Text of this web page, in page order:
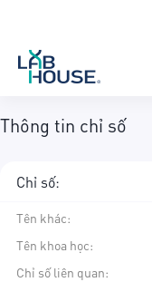
Thông tin chỉ số
Chỉ số:
Tên khác:
Tên khoa học:
Chỉ số liên quan: